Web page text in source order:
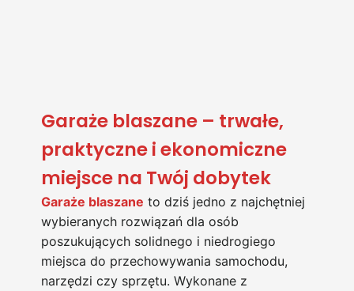
Garaże blaszane – trwałe,
praktyczne i ekonomiczne
miejsce na Twój dobytek
Garaże blaszane to dziś jedno z najchętniej
wybieranych rozwiązań dla osób
poszukujących solidnego i niedrogiego
miejsca do przechowywania samochodu,
narzędzi czy sprzętu. Wykonane z